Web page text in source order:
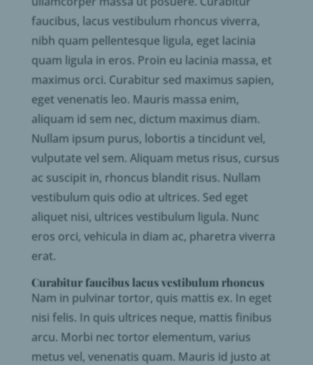
faucibus, lacus vestibulum rhoncus viverra,
nibh quam pellentesque ligula, eget lacinia
quam ligula in eros. Proin eu lacinia massa, et
maximus orci. Curabitur sed maximus sapien,
eget venenatis leo. Mauris massa enim,
aliquam id sem nec, dictum maximus diam.
Nullam ipsum purus, lobortis a tincidunt vel,
vulputate vel sem. Aliquam metus risus, cursus
ac suscipit in, rhoncus blandit risus. Nullam
vestibulum quis odio at ultrices. Sed eget
aliquet nisi, ultrices vestibulum ligula. Nunc
eros orci, vehicula in diam ac, pharetra viverra
erat.
Curabitur faucibus lacus vestibulum rhoncus
Nam in pulvinar tortor, quis mattis ex. In eget
nisi felis. In quis ultrices neque, mattis finibus
arcu. Morbi nec tortor elementum, varius
metus vel, venenatis quam. Mauris id justo at